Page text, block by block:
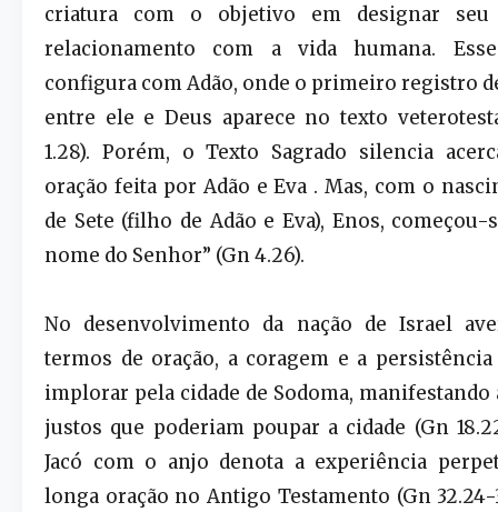
criatura com o objetivo em designar seu
relacionamento com a vida humana.
configura com Adão, onde o primeiro registro
entre ele e Deus aparece no texto
1.28). Porém, o Texto Sagrado silencia
oração feita por Adão e Eva . Mas, com o
de Sete (filho de Adão e Eva), Enos, começou-
nome do Senhor” (Gn 4.26).
No desenvolvimento da nação de Israel
termos de oração, a coragem e a
implorar pela cidade de Sodoma, manifestando
justos que poderiam poupar a cidade (Gn
Jacó com o anjo denota a experiência
longa oração no Antigo Testamento (Gn 32.24-